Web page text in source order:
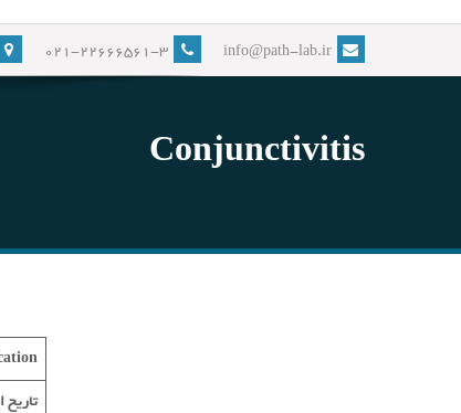
info@path-lab.ir
021-22666561-3
Conjunctivitis
تاریخ